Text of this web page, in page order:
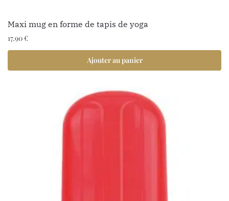
Maxi mug en forme de tapis de yoga
17.90€
Ajouter au panier